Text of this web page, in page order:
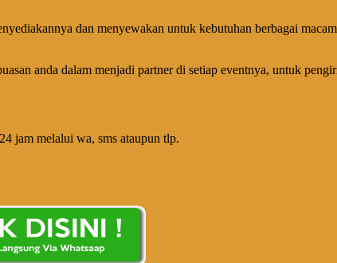
dan menyewakan untuk kebutuhan berbagai
anda dalam menjadi partner di setiap eventnya, untuk
jam melalui wa, sms ataupun tlp.